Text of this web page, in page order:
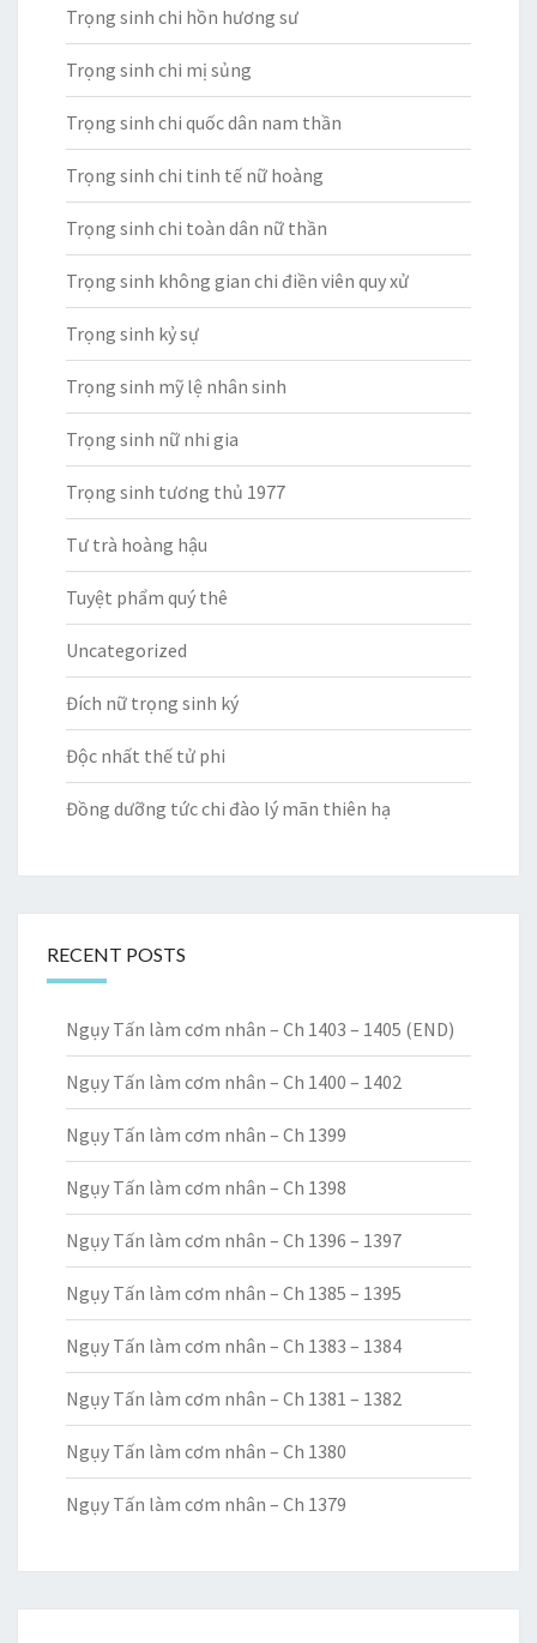
Trọng sinh chi hồn hương sư
Trọng sinh chi mị sủng
Trọng sinh chi quốc dân nam thần
Trọng sinh chi tinh tế nữ hoàng
Trọng sinh chi toàn dân nữ thần
Trọng sinh không gian chi điền viên quy xử
Trọng sinh kỷ sự
Trọng sinh mỹ lệ nhân sinh
Trọng sinh nữ nhi gia
Trọng sinh tương thủ 1977
Tư trà hoàng hậu
Tuyệt phẩm quý thê
Uncategorized
Đích nữ trọng sinh ký
Độc nhất thế tử phi
Đồng dưỡng tức chi đào lý mãn thiên hạ
RECENT POSTS
Ngụy Tấn làm cơm nhân – Ch 1403 – 1405 (END)
Ngụy Tấn làm cơm nhân – Ch 1400 – 1402
Ngụy Tấn làm cơm nhân – Ch 1399
Ngụy Tấn làm cơm nhân – Ch 1398
Ngụy Tấn làm cơm nhân – Ch 1396 – 1397
Ngụy Tấn làm cơm nhân – Ch 1385 – 1395
Ngụy Tấn làm cơm nhân – Ch 1383 – 1384
Ngụy Tấn làm cơm nhân – Ch 1381 – 1382
Ngụy Tấn làm cơm nhân – Ch 1380
Ngụy Tấn làm cơm nhân – Ch 1379